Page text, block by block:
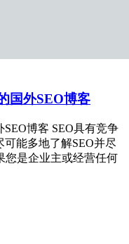
国外SEO博客
博客 SEO具有竞争
能多地了解SEO并尽
您是企业主或经营任何